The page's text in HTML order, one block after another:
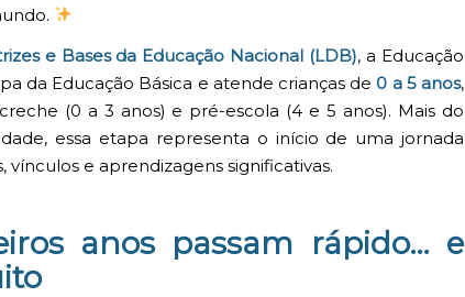
e Bases da Educação Nacional (LDB), a Educação
da Educação Básica e atende crianças de 0 a 5 anos,
(0 a 3 anos) e pré-escola (4 e 5 anos). Mais do
essa etapa representa o início de uma jornada
e aprendizagens significativas.
anos passam rápido… e